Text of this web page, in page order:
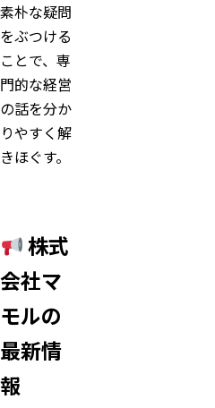
素朴な疑問
をぶつける
ことで、専
門的な経営
の話を分か
りやすく解
きほぐす。
株式
会社マ
モルの
最新情
報